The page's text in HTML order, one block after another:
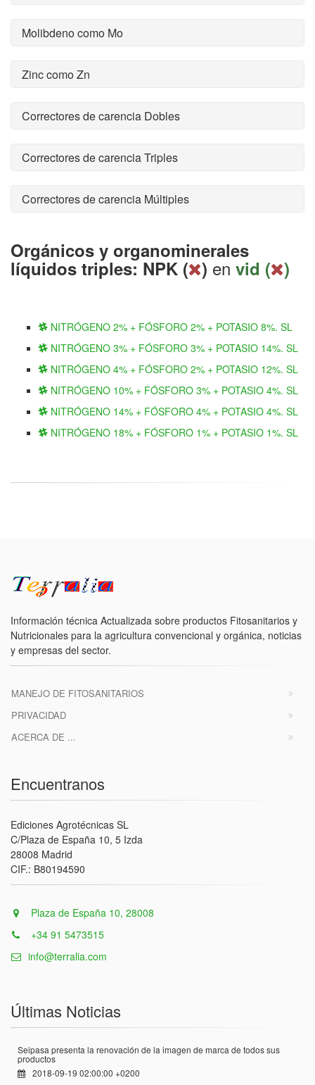
Molibdeno como Mo
Zinc como Zn
Correctores de carencia Dobles
Correctores de carencia Triples
Correctores de carencia Múltiples
Orgánicos y organominerales
líquidos triples: NPK ( ) en vid ( )
NITRÓGENO 2% + FÓSFORO 2% + POTASIO 8%. SL
NITRÓGENO 3% + FÓSFORO 3% + POTASIO 14%. SL
NITRÓGENO 4% + FÓSFORO 2% + POTASIO 12%. SL
NITRÓGENO 10% + FÓSFORO 3% + POTASIO 4%. SL
NITRÓGENO 14% + FÓSFORO 4% + POTASIO 4%. SL
NITRÓGENO 18% + FÓSFORO 1% + POTASIO 1%. SL
Información técnica Actualizada sobre productos Fitosanitarios y
Nutricionales para la agricultura convencional y orgánica, noticias
y empresas del sector.
MANEJO DE FITOSANITARIOS
PRIVACIDAD
ACERCA DE ...
Encuentranos
Ediciones Agrotécnicas SL
C/Plaza de España 10, 5 Izda
28008 Madrid
CIF.: B80194590
Plaza de España 10, 28008
+34 91 5473515
info@terralia.com
Últimas Noticias
Seipasa presenta la renovación de la imagen de marca de todos sus
productos
2018-09-19 02:00:00 +0200